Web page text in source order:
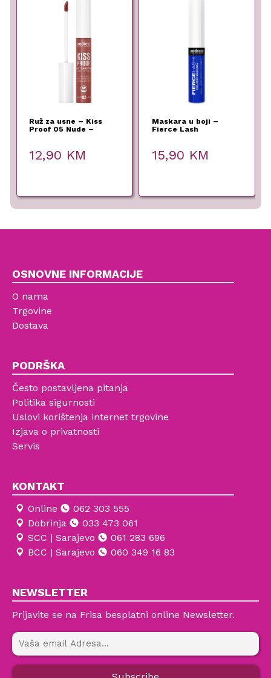
Ruž za usne – Kiss
Proof 05 Nude –
12,90 KM
Maskara u boji –
Fierce Lash
15,90 KM
OSNOVNE INFORMACIJE
O nama
Trgovine
Dostava
PODRŠKA
Često postavljena pitanja
Politika sigurnosti
Uslovi korištenja internet trgovine
Izjava o privatnosti
Servis
KONTAKT
Online
062 303 555
Dobrinja
033 473 061
SCC | Sarajevo
061 283 696
BCC | Sarajevo
060 349 16 83
NEWSLETTER
Prijavite se na Frisa besplatni online Newsletter.